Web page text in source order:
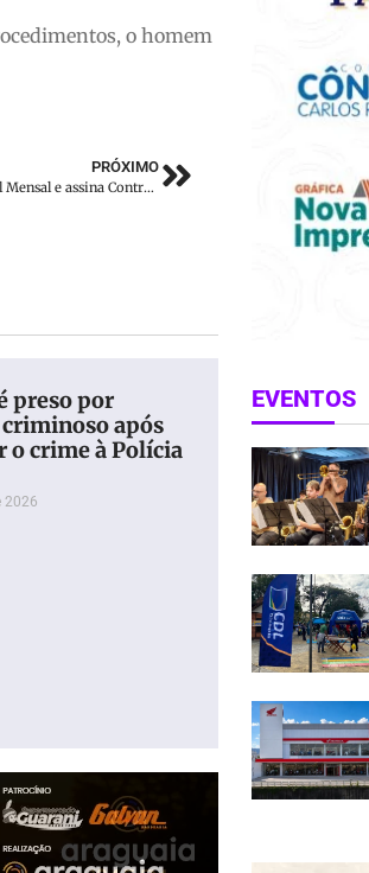
o homem
PRÓXIMO
Prefeitura realiza primeira Avaliação Geral Mensal e assina Contratos de Gestão com secretários
preso por
após
o crime à Polícia
2026
EVENTOS